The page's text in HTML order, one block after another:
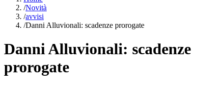
/Novità
/avvisi
/Danni Alluvionali: scadenze prorogate
Danni Alluvionali: scadenze
prorogate